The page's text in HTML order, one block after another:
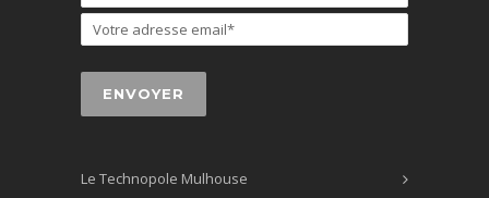
Le Technopole Mulhouse